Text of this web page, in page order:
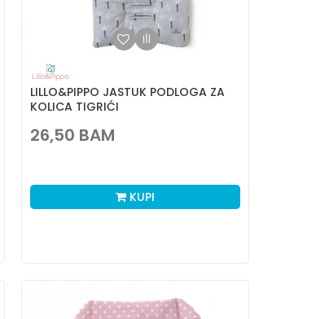
LILLO&PIPPO JASTUK PODLOGA ZA
KOLICA TIGRIĆI
26,50 BAM
KUPI